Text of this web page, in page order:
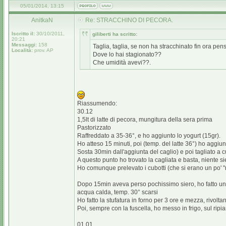
05/01/2014, 13:15
AnitkaN
Iscritto il: 30/10/2011,
20:21
Messaggi: 158
Località: prov. AP
Re: STRACCHINO DI PECORA.
giliberti ha scritto:
Taglia, taglia, se non ha stracchinato fin ora
Dove lo hai stagionato??
Che umidità avevi??.
Riassumendo:
30.12
1,5lt di latte di pecora, mungitura della sera prima
Pastorizzato
Raffreddato a 35-36°, e ho aggiunto lo yogurt (15gr).
Ho atteso 15 minuti, poi (temp. del latte 36°) ho
Sosta 30min dall'aggiunta del caglio) e poi tagliato a
A questo punto ho trovato la cagliata e basta, niente
Ho comunque prelevato i cubotti (che si erano un
Dopo 15min aveva perso pochissimo siero, ho fatto
acqua calda, temp. 30° scarsi
Ho fatto la stufatura in forno per 3 ore e mezza,
Poi, sempre con la fuscella, ho messo in frigo, sul
01.01